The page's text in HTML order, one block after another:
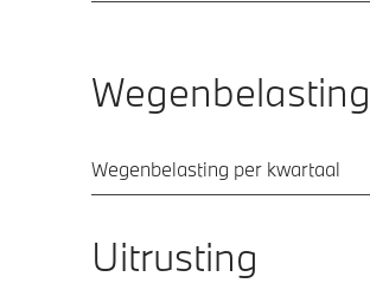
Wegenbelasting
Wegenbelasting per kwartaal
Uitrusting